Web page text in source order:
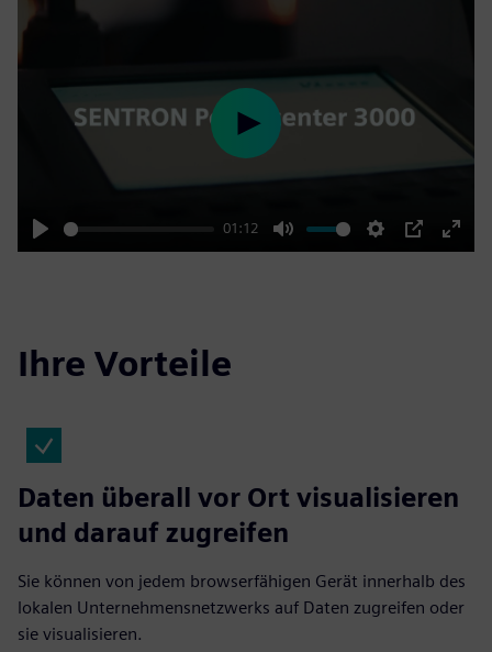
Play
01:12
Mute Settings
PIP
Enter
Play
Ihre Vorteile
Daten überall vor Ort visualisieren
und darauf zugreifen
Sie können von jedem browserfähigen Gerät innerhalb des
lokalen Unternehmensnetzwerks auf Daten zugreifen oder
sie visualisieren.